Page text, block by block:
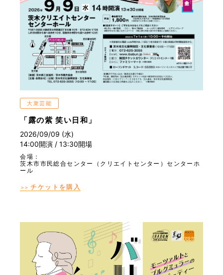
大衆芸能
「露の紫 笑い日和」
2026/09/09 (水)
14:00開演 / 13:30開場
会場：
茨木市市民総合センター（クリエイトセンター）センターホ
ール
＞＞ チケットを購入